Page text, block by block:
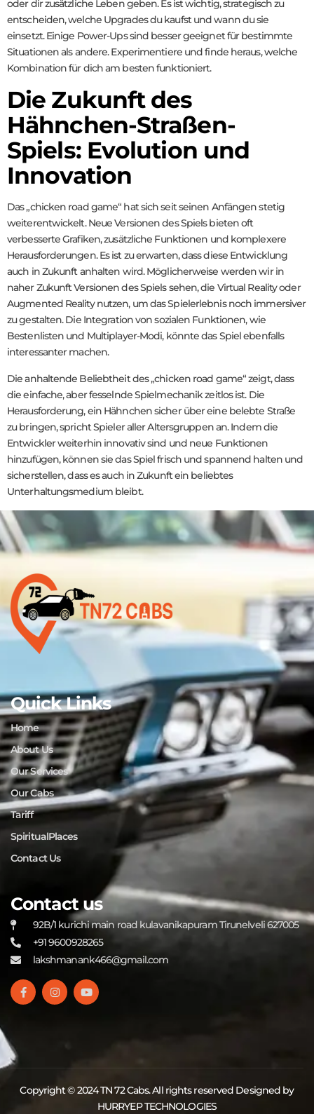
oder dir zusätzliche Leben geben. Es ist wichtig, strategisch zu
entscheiden, welche Upgrades du kaufst und wann du sie
einsetzt. Einige Power-Ups sind besser geeignet für bestimmte
Situationen als andere. Experimentiere und finde heraus, welche
Kombination für dich am besten funktioniert.
Die Zukunft des
Hähnchen-Straßen-
Spiels: Evolution und
Innovation
Das „chicken road game“ hat sich seit seinen Anfängen stetig
weiterentwickelt. Neue Versionen des Spiels bieten oft
verbesserte Grafiken, zusätzliche Funktionen und komplexere
Herausforderungen. Es ist zu erwarten, dass diese Entwicklung
auch in Zukunft anhalten wird. Möglicherweise werden wir in
naher Zukunft Versionen des Spiels sehen, die Virtual Reality oder
Augmented Reality nutzen, um das Spielerlebnis noch immersiver
zu gestalten. Die Integration von sozialen Funktionen, wie
Bestenlisten und Multiplayer-Modi, könnte das Spiel ebenfalls
interessanter machen.
Die anhaltende Beliebtheit des „chicken road game“ zeigt, dass
die einfache, aber fesselnde Spielmechanik zeitlos ist. Die
Herausforderung, ein Hähnchen sicher über eine belebte Straße
zu bringen, spricht Spieler aller Altersgruppen an. Indem die
Entwickler weiterhin innovativ sind und neue Funktionen
hinzufügen, können sie das Spiel frisch und spannend halten und
sicherstellen, dass es auch in Zukunft ein beliebtes
Unterhaltungsmedium bleibt.
Quick Links
Home
About Us
Our Services
Our Cabs
Tariff
SpiritualPlaces
Contact Us
Contact us
92B/1 kurichi main road kulavanikapuram Tirunelveli 627005
+91 9600928265
lakshmanank466@gmail.com
Copyright © 2024 TN 72 Cabs. All rights reserved Designed by
HURRYEP TECHNOLOGIES